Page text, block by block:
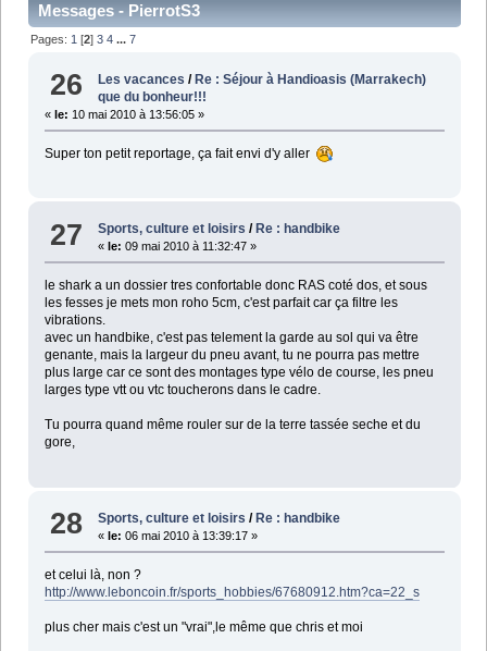
Messages - PierrotS3
Pages:1 [2]3 4 ...7
26 Les vacances /Re : Séjour à Handioasis (Marrakech)
que du bonheur!!!
« le: 10 mai 2010 à 13:56:05 »
Super ton petit reportage, ça fait envi d'y aller
27 Sports, culture et loisirs / Re : handbike
« le: 09 mai 2010 à 11:32:47 »
le shark a un dossier tres confortable donc RAS coté dos, et sous
les fesses je mets mon roho 5cm, c'est parfait car ça filtre les
vibrations.
avec un handbike, c'est pas telement la garde au sol qui va être
genante, mais la largeur du pneu avant, tu ne pourra pas mettre
plus large car ce sont des montages type vélo de course, les pneu
larges type vtt ou vtc toucherons dans le cadre.
Tu pourra quand même rouler sur de la terre tassée seche et du
gore,
28 Sports, culture et loisirs /Re : handbike
«le: 06 mai 2010 à 13:39:17 »
et celui là, non ?
http://www.leboncoin.fr/sports_hobbies/67680912.htm?ca=22_s
plus cher mais c'est un "vrai",le même que chris et moi